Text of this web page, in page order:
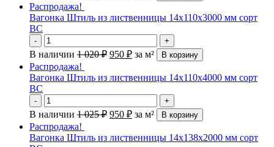
Распродажа!
Вагонка Штиль из лиственницы 14х110х3000 мм сорт
ВС
- +
В наличии 1 020₽ 950 ₽ за м² В корзину
Распродажа!
Вагонка Штиль из лиственницы 14х110х4000 мм сорт
ВС
- +
В наличии 1 025₽ 950 ₽ за м² В корзину
Распродажа!
Вагонка Штиль из лиственницы 14х138х2000 мм сорт